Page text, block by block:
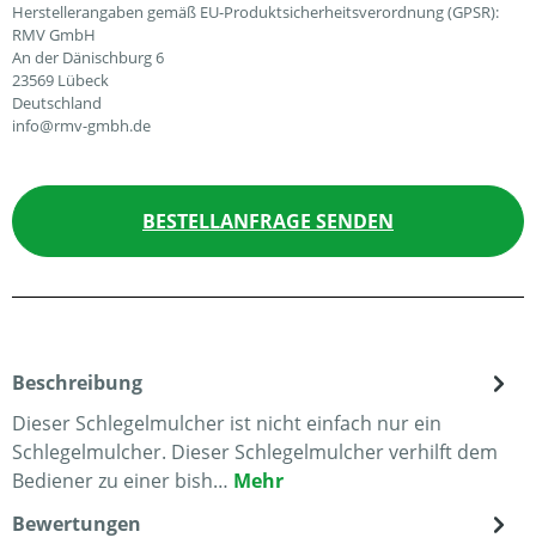
Herstellerangaben gemäß EU-Produktsicherheitsverordnung (GPSR):
RMV GmbH
An der Dänischburg 6
23569 Lübeck
Deutschland
info@rmv-gmbh.de
BESTELLANFRAGE SENDEN
Beschreibung
Dieser Schlegelmulcher ist nicht einfach nur ein
Schlegelmulcher. Dieser Schlegelmulcher verhilft dem
Bediener zu einer bish… Mehr
Bewertungen